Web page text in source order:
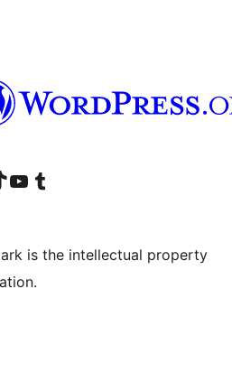
account
TikTok account
Visit our YouTube channel
Visit our Tumblr account
is the intellectual property